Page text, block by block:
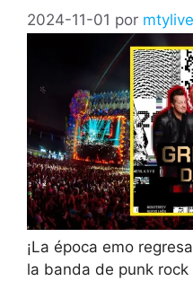
2024-11-01 por
¡La época emo
la banda de punk rock